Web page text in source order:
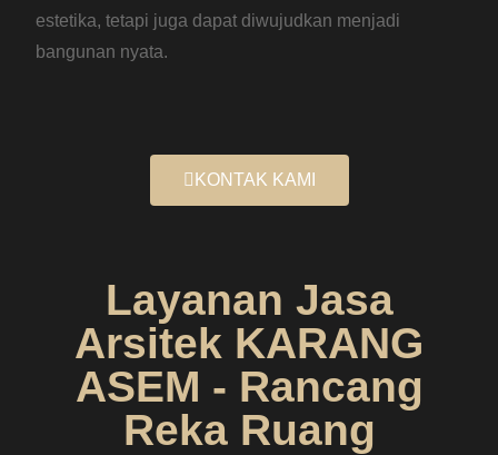
estetika, tetapi juga dapat diwujudkan menjadi
bangunan nyata.
KONTAK KAMI
Layanan Jasa
Arsitek KARANG
ASEM - Rancang
Reka Ruang